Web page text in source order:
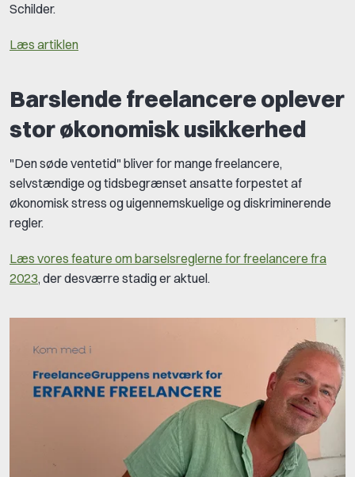
Schilder.
Læs artiklen
Barslende freelancere oplever
stor økonomisk usikkerhed
"Den søde ventetid" bliver for mange freelancere,
selvstændige og tidsbegrænset ansatte forpestet af
økonomisk stress og uigennemskuelige og diskriminerende
regler.
Læs vores feature om barselsreglerne for freelancere fra
2023, der desværre stadig er aktuel.